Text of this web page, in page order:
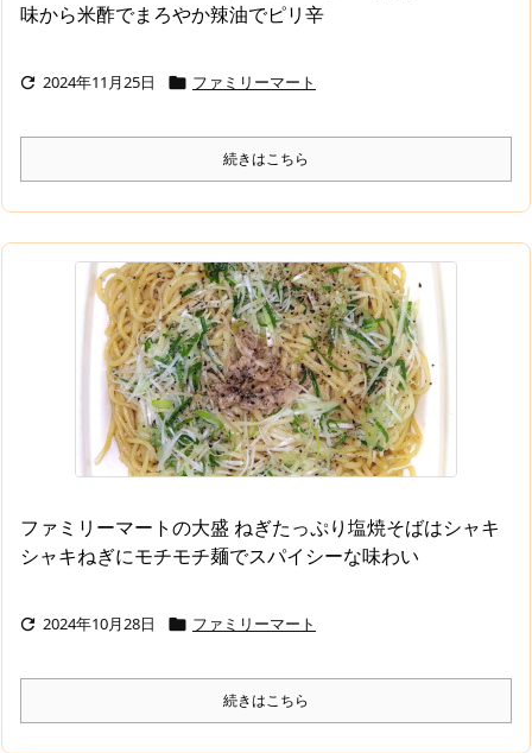
味から米酢でまろやか辣油でピリ辛
 2024年11月25日  ファミリーマート
続きはこちら
ファミリーマートの大盛 ねぎたっぷり塩焼そばはシャキ
シャキねぎにモチモチ麺でスパイシーな味わい
 2024年10月28日  ファミリーマート
続きはこちら